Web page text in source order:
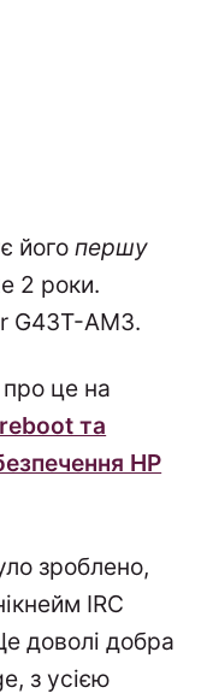
йогопершу
2 роки.
G43T-AM3.
це на
та
HP
зроблено,
IRC
доволі добра
з усією